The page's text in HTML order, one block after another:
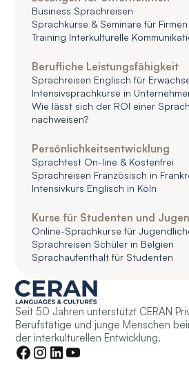
Business Sprachreisen
Sprachkurse & Seminare für Firmen
Training Interkulturelle
Berufliche Leistungsfähigkeit
Sprachreisen Englisch für
Intensivsprachkurse in
Wie lässt sich der ROI einer
nachweisen?
Persönlichkeitsentwicklung
Sprachtest On-line & Kostenfrei
Sprachreisen Französisch in
Intensivkurs Englisch in Köln
Kurse für Studenten und
Online-Sprachkurse für
Sprachreisen Schüler in Belgien
Sprachaufenthalt für Studenten
Seit 50 Jahren unterstützt CERAN
Berufstätige und junge Menschen
der interkulturellen Entwicklung.